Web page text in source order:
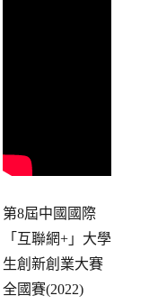
第8屆中國國際
「互聯網+」大學
生創新創業大賽
全國賽(2022)